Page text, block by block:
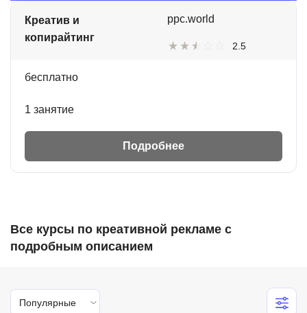
Креатив и
копирайтинг
ppc.world
2.5
бесплатно
1 занятие
Подробнее
Все курсы по креативной рекламе с
подробным описанием
Популярные